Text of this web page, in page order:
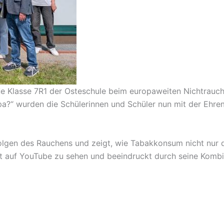
7R1 der Osteschule beim europaweiten
wurden die Schülerinnen und Schüler nun mit der
des Rauchens und zeigt, wie Tabakkonsum nicht nur
YouTube zu sehen und beeindruckt durch seine